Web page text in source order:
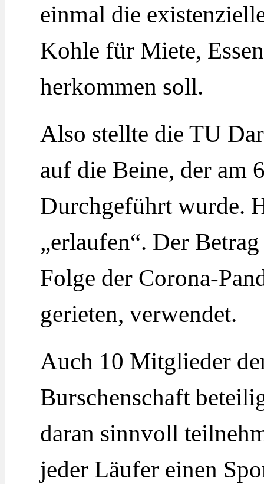
einmal die
Kohle für Miete,
herkommen soll.
Also stellte die TU
auf die Beine, der am
Durchgeführt wurde.
„erlaufen“. Der
Folge der Corona-
gerieten, verwendet.
Auch 10 Mitglieder
Burschenschaft
daran sinnvoll
jeder Läufer einen